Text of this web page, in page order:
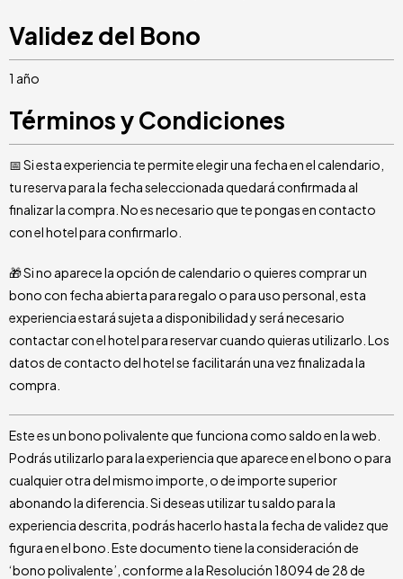
Validez del Bono
1 año
Términos y Condiciones
📅 Si esta experiencia te permite elegir una fecha en el calendario,
tu reserva para la fecha seleccionada quedará confirmada al
finalizar la compra. No es necesario que te pongas en contacto
con el hotel para confirmarlo.
🎁 Si no aparece la opción de calendario o quieres comprar un
bono con fecha abierta para regalo o para uso personal, esta
experiencia estará sujeta a disponibilidad y será necesario
contactar con el hotel para reservar cuando quieras utilizarlo. Los
datos de contacto del hotel se facilitarán una vez finalizada la
compra.
Este es un bono polivalente que funciona como saldo en la web.
Podrás utilizarlo para la experiencia que aparece en el bono o para
cualquier otra del mismo importe, o de importe superior
abonando la diferencia. Si deseas utilizar tu saldo para la
experiencia descrita, podrás hacerlo hasta la fecha de validez que
figura en el bono. Este documento tiene la consideración de
‘bono polivalente’, conforme a la Resolución 18094 de 28 de